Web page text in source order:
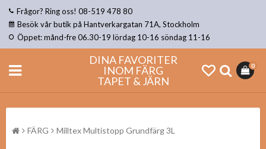
Frågor? Ring oss! 08-519 478 80
Besök vår butik på Hantverkargatan 71A, Stockholm
Öppet: månd-fre 06.30-19 lördag 10-16 söndag 11-16
DINA FAVORITER
INOM FÄRG
TAPET & JÄRN
0
FÄRG Milltex Multistopp Grundfärg 3L